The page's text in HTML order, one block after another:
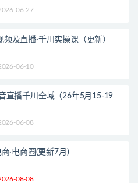
06-27
及直播·千川实操课（更新）
06-10
直播千川全域（26年5月15-19
06-08
·电商圈(更新7月)
08-08